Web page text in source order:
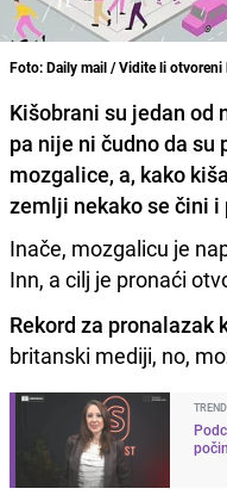
Foto: Daily mail / Vidite li otvoreni
Kišobrani su jedan od
pa nije ni čudno da
mozgalice, a, kako
zemlji nekako se čini
Inače, mozgalicu je
Inn, a cilj je pronaći
Rekord za pronalazak
britanski mediji, no,